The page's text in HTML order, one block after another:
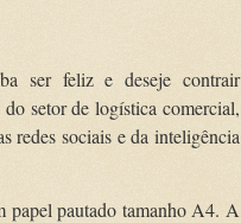
ser feliz e deseje contrair
setor de logística comercial,
redes sociais e da inteligência
papel pautado tamanho A4. A